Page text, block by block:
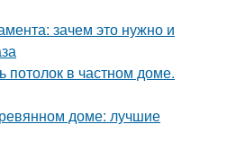
зачем это нужно и
в частном доме.
доме: лучшие